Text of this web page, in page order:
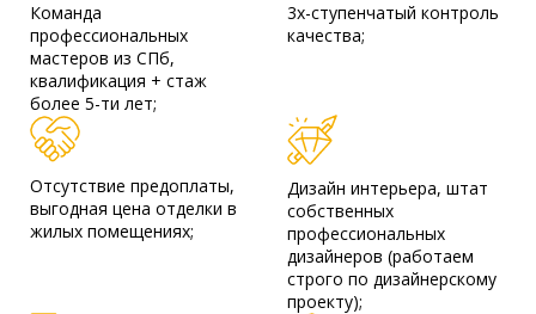
Команда
профессиональных
мастеров из СПб,
квалификация + стаж
более 5-ти лет;
3х-ступенчатый контроль
качества;
Отсутствие предоплаты,
выгодная цена отделки в
жилых помещениях;
Дизайн интерьера, штат
собственных
профессиональных
дизайнеров (работаем
строго по дизайнерскому
проекту);